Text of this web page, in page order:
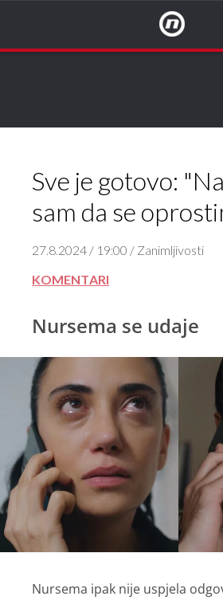
Sve je gotovo:
sam da se
27.8.2024 / 19:00 / Zanimljivosti
KOMENTARI
Nursema se udaje
Nursema ipak nije uspjela